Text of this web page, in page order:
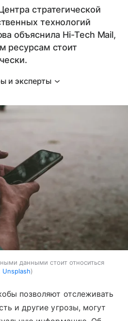
стратегической
технологий
объяснила Hi-Tech Mail,
ресурсам стоит
и эксперты
данными стоит относиться
Unsplash
позволяют отслеживать
и другие угрозы, могут